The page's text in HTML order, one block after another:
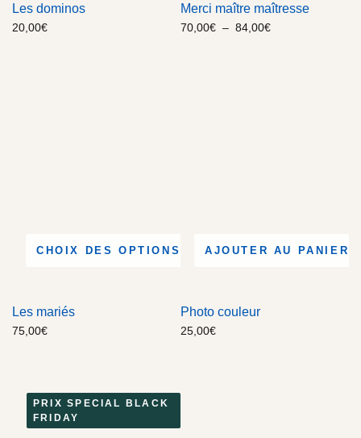
Les dominos
20,00€
Merci maître maîtresse
70,00€ – 84,00€
CHOIX DES OPTIONS
Les mariés
75,00€
AJOUTER AU PANIER
Photo couleur
25,00€
PRIX SPECIAL BLACK
FRIDAY